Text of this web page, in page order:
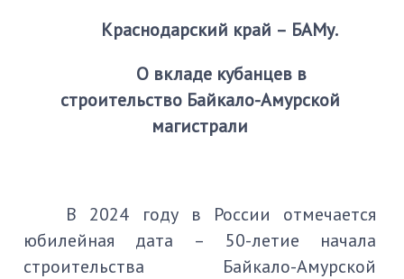
Краснодарский край – БАМу.
О вкладе кубанцев в
строительство Байкало-Амурской
магистрали
В 2024 году в России отмечается
юбилейная дата – 50-летие начала
строительства Байкало-Амурской